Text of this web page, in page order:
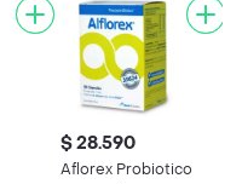
$ 28.590
Aflorex Probiotico